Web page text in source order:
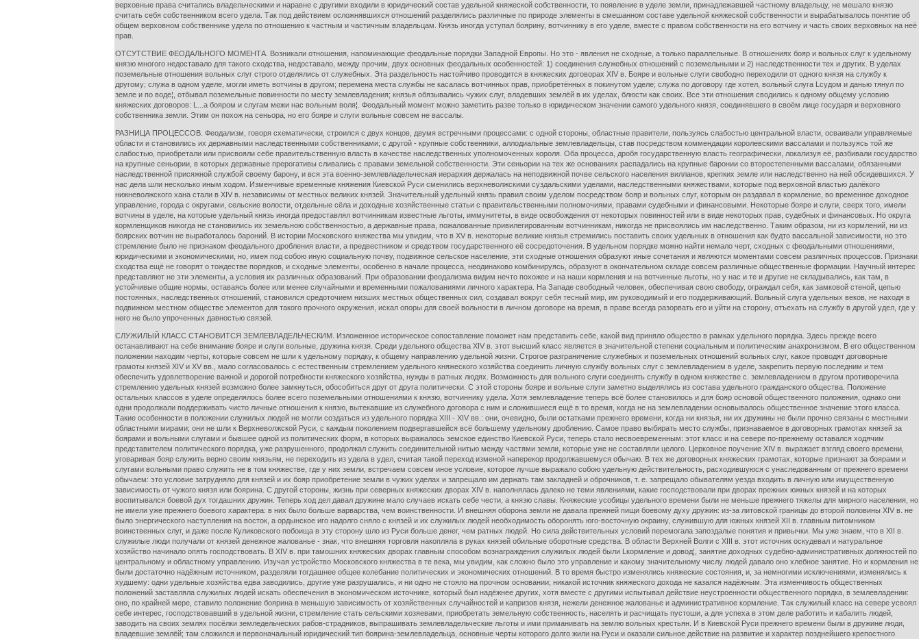
верховные права считались владельческими и наравне с другими входили в юридический состав удельной княжеской собственности, то появление в уделе земли, принадлежавшей частному владельцу, не мешало князю
считать себя собственником всего удела. Так под действием осложнявшихся отношений разделялись различные по природе элементы в смешанном составе удельной княжеской собственности и вырабатывалось понятие об
общем верховном собственнике удела по отношению к частным и частичным владельцам. Князь иногда уступал боярину, вотчиннику в его уделе, вместе с правом собственности на его вотчину и часть своих верховных на неё
прав.
ОТСУТСТВИЕ ФЕОДАЛЬНОГО МОМЕНТА. Возникали отношения, напоминающие феодальные порядки Западной Европы. Но это - явления не сходные, а только параллельные. В отношениях бояр и вольных слуг к удельному
князю многого недоставало для такого сходства, недоставало, между прочим, двух основных феодальных особенностей: 1) соединения служебных отношений с поземельными и 2) наследственности тех и других. В уделах
поземельные отношения вольных слуг строго отделялись от служебных. Эта раздельность настойчиво проводится в княжеских договорах XIV в. Бояре и вольные слуги свободно переходили от одного князя на службу к
другому; служа в одном уделе, могли иметь вотчины в другом; перемена места службы не касалась вотчинных прав, приобретённых в покинутом уделе; служа по договору где хотел, вольный слуга Lсудом и данью тянул по
земле и по воде¦, отбывал поземельные повинности по месту землевладения; князья обязывались чужих слуг, владевших землёй в их уделах, блюсти как своих. Все эти отношения сводились к одному общему условию
княжеских договоров: L...а бояром и слугам межи нас вольным воля¦. Феодальный момент можно заметить разве только в юридическом значении самого удельного князя, соединявшего в своём лице государя и верховного
собственника земли. Этим он похож на сеньора, но его бояре и слуги вольные совсем не вассалы.
РАЗНИЦА ПРОЦЕССОВ. Феодализм, говоря схематически, строился с двух концов, двумя встречными процессами: с одной стороны, областные правители, пользуясь слабостью центральной власти, осваивали управляемые
области и становились их державными наследственными собственниками; с другой - крупные собственники, аллодиальные землевладельцы, став посредством коммендации королевскими вассалами и пользуясь той же
слабостью, приобретали или присвояли себе правительственную власть в качестве наследственных уполномоченных короля. Оба процесса, дробя государственную власть географически, локализуя её, разбивали государство
на крупные сеньории, в которых державные прерогативы сливались с правами земельной собственности. Эти сеньории на тех же основаниях распадались на крупные баронии со второстепенными вассалами, обязанными
наследственной присяжной службой своему барону, и вся эта военно-землевладельческая иерархия держалась на неподвижной почве сельского населения вилланов, крепких земле или наследственно на ней обсидевшихся. У
нас дела шли несколько иным ходом. Изменчивые временные княжения Киевской Руси сменились верхневолжскими суздальскими уделами, наследственными княжествами, которые под верховной властью далёкого
нижневолжского хана стали в XIV в. независимы от местных великих князей. Значительный удельный князь правил своим уделом посредством бояр и вольных слуг, которым он раздавал в кормление, во временное доходное
управление, города с округами, сельские волости, отдельные сёла и доходные хозяйственные статьи с правительственными полномочиями, правами судебными и финансовыми. Некоторые бояре и слуги, сверх того, имели
вотчины в уделе, на которые удельный князь иногда предоставлял вотчинникам известные льготы, иммунитеты, в виде освобождения от некоторых повинностей или в виде некоторых прав, судебных и финансовых. Но округа
кормленщиков никогда не становились их земельною собственностью, а державные права, пожалованные привилегированным вотчинникам, никогда не присвоялись им наследственно. Таким образом, ни из кормлений, ни из
боярских вотчин не выработалось бароний. В истории Московского княжества мы увидим, что в XV в. некоторые великие князья стремились поставить своих удельных в отношения как будто вассальной зависимости, но это
стремление было не признаком феодального дробления власти, а предвестником и средством государственного её сосредоточения. В удельном порядке можно найти немало черт, сходных с феодальными отношениями,
юридическими и экономическими, но, имея под собою иную социальную почву, подвижное сельское население, эти сходные отношения образуют иные сочетания и являются моментами совсем различных процессов. Признаки
сходства ещё не говорят о тождестве порядков, и сходные элементы, особенно в начале процесса, неодинаково комбинируясь, образуют в окончательном складе совсем различные общественные формации. Научный интерес
представляют не эти элементы, а условия их различных образований. При образовании феодализма видим нечто похожее и на наши кормления и на вотчинные льготы, но у нас и те и другие не складывались, как там, в
устойчивые общие нормы, оставаясь более или менее случайными и временными пожалованиями личного характера. На Западе свободный человек, обеспечивая свою свободу, ограждал себя, как замковой стеной, цепью
постоянных, наследственных отношений, становился средоточием низших местных общественных сил, создавал вокруг себя тесный мир, им руководимый и его поддерживающий. Вольный слуга удельных веков, не находя в
подвижном местном обществе элементов для такого прочного окружения, искал опоры для своей вольности в личном договоре на время, в праве всегда разорвать его и уйти на сторону, отъехать на службу в другой удел, где у
него не было упроченных давностью связей.
СЛУЖИЛЫЙ КЛАСС СТАНОВИТСЯ ЗЕМЛЕВЛАДЕЛЬЧЕСКИМ. Изложенное историческое сопоставление поможет нам представить себе, какой вид приняло общество в рамках удельного порядка. Здесь прежде всего
останавливают на себе внимание бояре и слуги вольные, дружина князя. Среди удельного общества XIV в. этот высший класс является в значительной степени социальным и политическим анахронизмом. В его общественном
положении находим черты, которые совсем не шли к удельному порядку, к общему направлению удельной жизни. Строгое разграничение служебных и поземельных отношений вольных слуг, какое проводят договорные
грамоты князей XIV и XV вв., мало согласовалось с естественным стремлением удельного княжеского хозяйства соединить личную службу вольных слуг с землевладением в уделе, закрепить первую последним и тем
обеспечить удовлетворение важной и дорогой потребности княжеского хозяйства, нужды в ратных людях. Возможность для вольного слуги соединять службу в одном княжестве с. землевладением в другом противоречила
стремлению удельных князей возможно более замкнуться, обособиться друг от друга политически. С этой стороны бояре и вольные слуги заметно выделялись из состава удельного гражданского общества. Положение
остальных классов в уделе определялось более всего поземельными отношениями к князю, вотчиннику удела. Хотя землевладение теперь всё более становилось и для бояр основой общественного положения, однако они
одни продолжали поддерживать чисто личные отношения к князю, вытекавшие из служебного договора с ним и сложившиеся ещё в то время, когда не на землевладении основывалось общественное значение этого класса.
Такие особенности в положении служилых людей не могли создаться из удельного порядка XIII - XIV вв.: они, очевидно, были остатками прежнего времени, когда ни князья, ни их дружины не были прочно связаны с местными
областными мирами; они не шли к Верхневолжской Руси, с каждым поколением подвергавшейся всё большему удельному дроблению. Самое право выбирать место службы, признаваемое в договорных грамотах князей за
боярами и вольными слугами и бывшее одной из политических форм, в которых выражалось земское единство Киевской Руси, теперь стало несвоевременным: этот класс и на севере по-прежнему оставался ходячим
представителем политического порядка, уже разрушенного, продолжал служить соединительной нитью между частями земли, которые уже не составляли целого. Церковное поучение XIV в. выражает взгляд своего времени,
уговаривая бояр служить верно своим князьям, не переходить из удела в удел, считая такой переход изменой наперекор продолжавшемуся обычаю. В тех же договорных княжеских грамотах, которые признают за боярами и
слугами вольными право служить не в том княжестве, где у них земли, встречаем совсем иное условие, которое лучше выражало собою удельную действительность, расходившуюся с унаследованным от прежнего времени
обычаем: это условие затрудняло для князей и их бояр приобретение земли в чужих уделах и запрещало им держать там закладней и оброчников, т. е. запрещало обывателям уезда входить в личную или имущественную
зависимость от чужого князя или боярина. С другой стороны, жизнь при северных княжеских дворах XIV в. наполнялась далеко не теми явлениями, какие господствовали при дворах прежних южных князей и на которых
воспитывался боевой дух тогдашних дружин. Теперь ход дел давал дружине мало случаев искать себе чести, а князю славы. Княжеские усобицы удельного времени были не меньше прежнего тяжелы для мирного населения, но
не имели уже прежнего боевого характера: в них было больше варварства, чем воинственности. И внешняя оборона земли не давала прежней пищи боевому духу дружин: из-за литовской границы до второй половины XIV в. не
было энергического наступления на восток, а ордынское иго надолго сняло с князей и их служилых людей необходимость оборонять юго-восточную окраину, служившую для южных князей XII в. главным питомником
воинственных слуг, и даже после Куликовского побоища в эту сторону шло из Руси больше денег, чем ратных людей. Но сила действительных условий перемогала запоздалые понятия и привычки. Мы уже знаем, что в XII в.
служилые люди получали от князей денежное жалованье - знак, что внешняя торговля накопляла в руках князей обильные оборотные средства. В области Верхней Волги с XIII в. этот источник оскудевал и натуральное
хозяйство начинало опять господствовать. В XIV в. при тамошних княжеских дворах главным способом вознаграждения служилых людей были Lкормление и довод¦, занятие доходных судебно-административных должностей по
центральному и областному управлению. Изучая устройство Московского княжества в те века, мы увидим, как сложно было это управление и какому значительному числу людей давало оно хлебное занятие. Но и кормления не
были достаточно надёжным источником, разделяли тогдашнее общее колебание политических и экономических отношений. В то время быстро изменялись княжеские состояния, и, за немногими исключениями, изменялись к
худшему: одни удельные хозяйства едва заводились, другие уже разрушались, и ни одно не стояло на прочном основании; никакой источник княжеского дохода не казался надёжным. Эта изменчивость общественных
положений заставляла служилых людей искать обеспечения в экономическом источнике, который был надёжнее других, хотя вместе с другими испытывал действие неустроенности общественного порядка, в землевладении:
оно, по крайней мере, ставило положение боярина в меньшую зависимость от хозяйственных случайностей и капризов князя, нежели денежное жалованье и административное кормление. Так служилый класс на севере усвоял
себе интерес, господствовавший в удельной жизни, стремление стать сельскими хозяевами, приобретать земельную собственность, населять и расчищать пустоши, а для успеха в этом деле работить и кабалить людей,
заводить на своих землях посёлки земледельческих рабов-страдников, выпрашивать землевладельческие льготы и ими приманивать на землю вольных крестьян. И в Киевской Руси прежнего времени были в дружине люди,
владевшие землёй; там сложился и первоначальный юридический тип боярина-землевладельца, основные черты которого долго жили на Руси и оказали сильное действие на развитие и характер позднейшего крепостного